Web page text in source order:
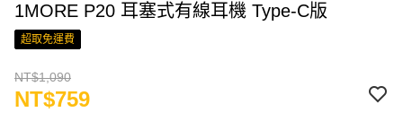
1MORE P20 耳塞式有線耳機 Type-C版
超取免運費
NT$1,090
NT$759